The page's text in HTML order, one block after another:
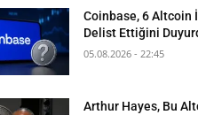
Coinbase, 6 Altcoin
Delist Ettiğini
05.08.2026 - 22:45
Arthur Hayes, Bu